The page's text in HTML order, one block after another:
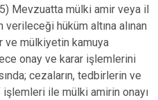
Mevzuatta mülki amir veya il
hüküm altına alınan
ve mülkiyetin kamuya
onay ve karar işlemlerini
cezaların, tedbirlerin ve
işlemleri ile mülki amirin onayı